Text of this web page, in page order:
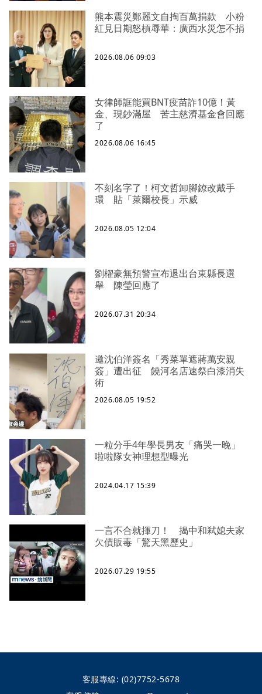
熊本震災鄭麗文自掏百萬捐款 小粉
紅見日期怒槓辱華：廣西水災怎不捐
2026.08.06 09:03
女律師誆能買BNT疫苗詐10億！黃
金、現鈔滿屋 苦主慈濟基金會回應
了
2026.08.06 16:45
不刻名字了！柯文哲卸腳鐐改戴手
環 貼「萊爾校長」示威
2026.08.05 12:04
劉櫂豪無預警宣布退出台東縣長選
舉 陳瑩回應了
2026.07.31 20:34
邀沈伯洋簽名「秀菜單遮蔣萬安親
簽」遭出征 饒河名店速祭白漆消失
術
2026.08.05 19:52
一粒分手4年學長男友「痛哭一晚」
啦啦隊女神理想型曝光
2024.04.17 15:39
一言不合就揮刀！ 揭中和弒媳夫家
欠債販毒「驚天黑歷史」
2026.07.29 19:55
客服專線: (02)7752-5678